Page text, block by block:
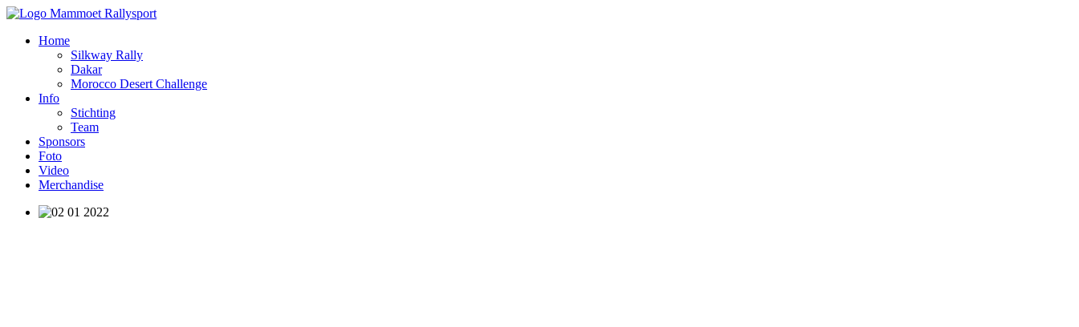
Home
Silkway Rally
Dakar
Morocco Desert Challenge
Info
Stichting
Team
Sponsors
Foto
Video
Merchandise